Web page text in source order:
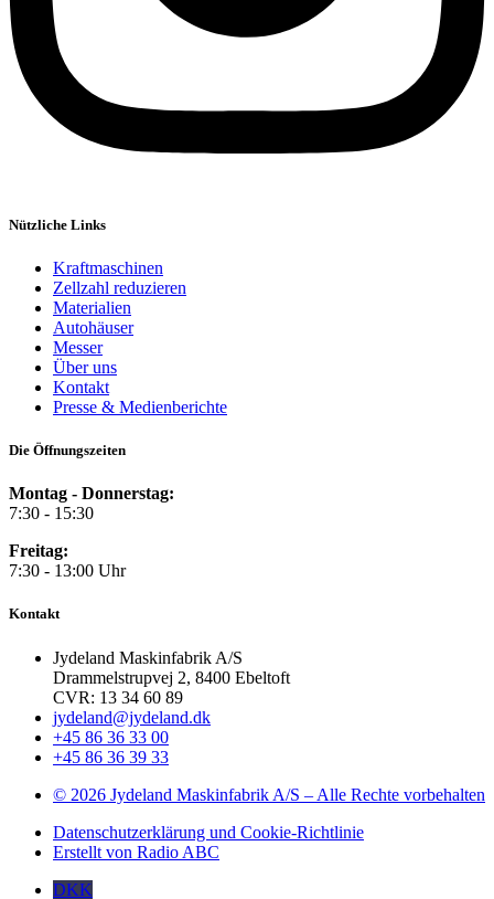
Nützliche Links
Kraftmaschinen
Zellzahl reduzieren
Materialien
Autohäuser
Messer
Über uns
Kontakt
Presse & Medienberichte
Die Öffnungszeiten
Montag - Donnerstag:
7:30 - 15:30
Freitag:
7:30 - 13:00 Uhr
Kontakt
Jydeland Maskinfabrik A/S
Drammelstrupvej 2, 8400 Ebeltoft
CVR: 13 34 60 89
jydeland@jydeland.dk
+45 86 36 33 00
+45 86 36 39 33
© 2026 Jydeland Maskinfabrik A/S – Alle Rechte vorbehalten
Datenschutzerklärung und Cookie-Richtlinie
Erstellt von Radio ABC
DKK